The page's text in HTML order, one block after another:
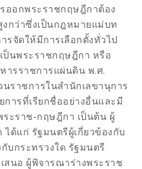
อกพระราชกฤษฎีกาต้อง
กว่าซึ่งเป็นกฎหมายแม่บท
รจัดให้มีการเลือกตั้งทั่วไป
นพระราชกฤษฎีกา หรือ
ารราชการแผ่นดิน พ.ศ.
ราชการในสำนักเลขานุการ
ารที่เรียกชื่ออย่างอื่นและมี
ระราช-กฤษฎีกา เป็นต้น ผู้
ด้แก่ รัฐมนตรีผู้เกี่ยวข้องกับ
กับกระทรวงใด รัฐมนตรี
สนอ ผู้พิจารณาร่างพระราช